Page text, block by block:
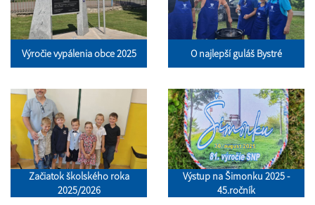
Výročie vypálenia obce 2025 O najlepší guláš Bystré
Začiatok školského roka
2025/2026
Výstup na Šimonku 2025 -
45.ročník